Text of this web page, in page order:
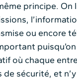
principe. On
ou encore
où chaque
de sécurité, et